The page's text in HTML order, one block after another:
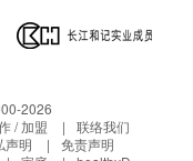
2026
/ 加盟
联络我们
声明
免责声明